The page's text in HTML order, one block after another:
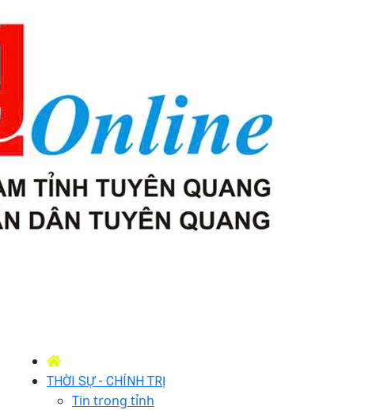
THỜI SỰ - CHÍNH TRỊ
Tin trong tỉnh